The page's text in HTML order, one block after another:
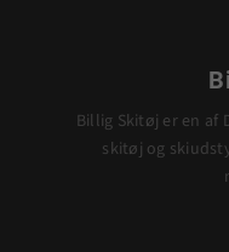
Billig Skitøj er en af
skitøj og